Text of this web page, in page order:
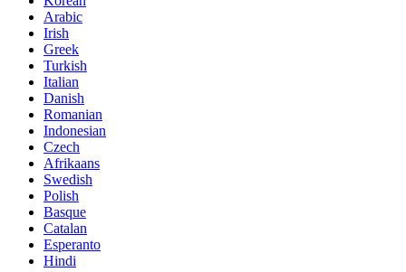
Arabic
Irish
Greek
Turkish
Italian
Danish
Romanian
Indonesian
Czech
Afrikaans
Swedish
Polish
Basque
Catalan
Esperanto
Hindi